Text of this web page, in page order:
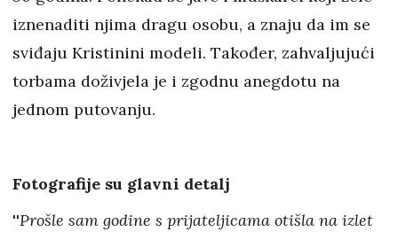
iznenaditi njima dragu osobu, a znaju da im se
sviđaju Kristinini modeli. Također, zahvaljujući
torbama doživjela je i zgodnu anegdotu na
jednom putovanju.
Fotografije su glavni detalj
''Prošle sam godine s prijateljicama otišla na izlet